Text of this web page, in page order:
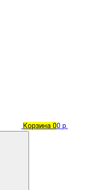
Корзина 00 р.